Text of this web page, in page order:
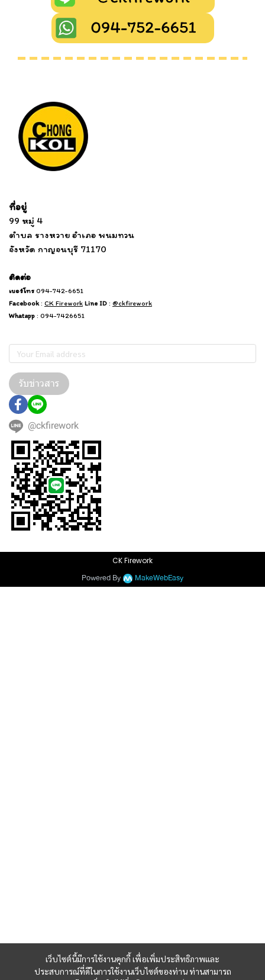
เว็บไซต์นี้มีการใช้งานคุกกี้ เพื่อเพิ่มประสิทธิภาพและ
ประสบการณ์ที่ดีในการใช้งานเว็บไซต์ของท่าน ท่านสามารถ
ที่อยู่
99 หมู่ 4
ตำบล รางหวาย อำเภอ พนมทวน
จังหวัด กาญจนบุรี 71170
ติดต่อ
เบอร์โทร 094-742-6651
Facebook: CK Firework Line ID : @ckfirework
Whatapp : 094-7426651
รับข่าวสาร
@ckfirework
CK Firework
Powered By MakeWebEasy